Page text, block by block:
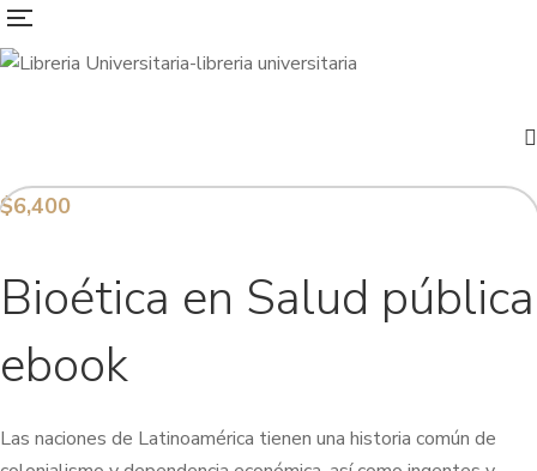
$6,400
Bioética en Salud pública
ebook
Las naciones de Latinoamérica tienen una historia común de